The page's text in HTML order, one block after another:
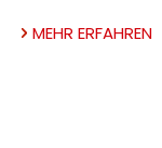
MEHR ERFAHREN